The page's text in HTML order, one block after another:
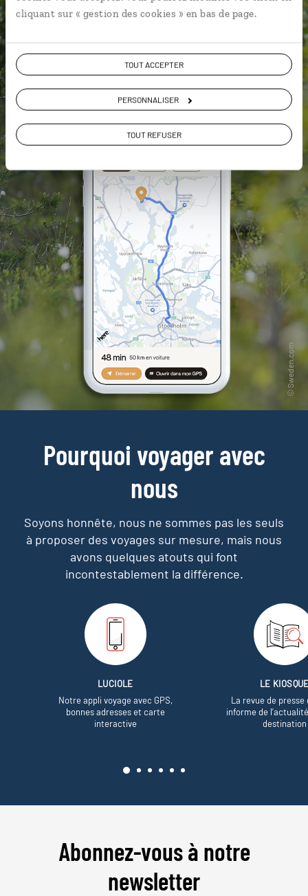
cliquant sur « gestion des cookies » en bas de page.
TOUT ACCEPTER
PERSONNALISER
TOUT REFUSER
DÉCOUVRIR LUCIOLE
Pourquoi voyager avec
nous
Soyons honnête, nous ne sommes pas les seuls
à proposer des voyages sur mesure, mais nous
avons quelques atouts qui font
incontestablement la différence.
LUCIOLE
Notre appli voyage avec GPS,
bonnes adresses et carte
interactive
LE
La revue de presse
informe de
destination
Abonnez-vous à notre
newsletter